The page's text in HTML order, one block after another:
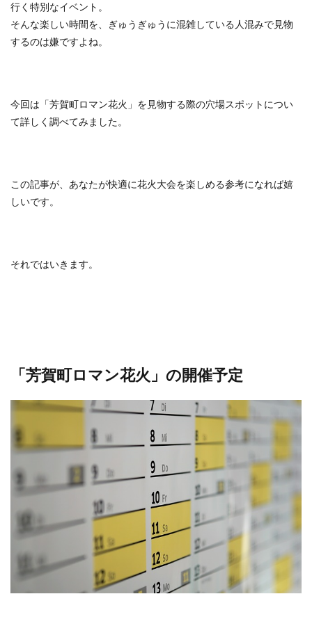
行く特別なイベント。
そんな楽しい時間を、ぎゅうぎゅうに混雑している人混みで見物
するのは嫌ですよね。
今回は「芳賀町ロマン花火」を見物する際の穴場スポットについ
て詳しく調べてみました。
この記事が、あなたが快適に花火大会を楽しめる参考になれば嬉
しいです。
それではいきます。
「芳賀町ロマン花火」の開催予定